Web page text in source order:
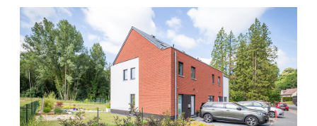
Software
Techniques ferroviaires
Travaux ferroviaires